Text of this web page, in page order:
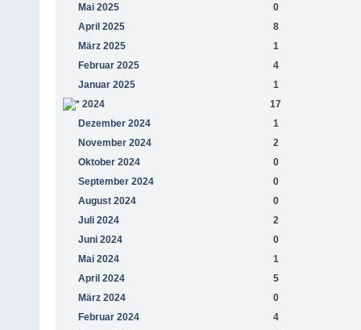
Mai 2025
0
April 2025
8
März 2025
1
Februar 2025
4
Januar 2025
1
2024
17
Dezember 2024
1
November 2024
2
Oktober 2024
0
September 2024
0
August 2024
0
Juli 2024
2
Juni 2024
0
Mai 2024
1
April 2024
5
März 2024
0
Februar 2024
4